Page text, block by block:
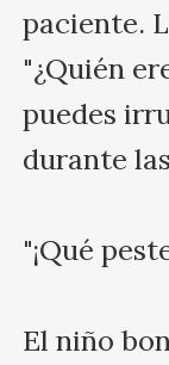
paciente.
"¿Quién
puedes
durante
"¡Qué
El niño